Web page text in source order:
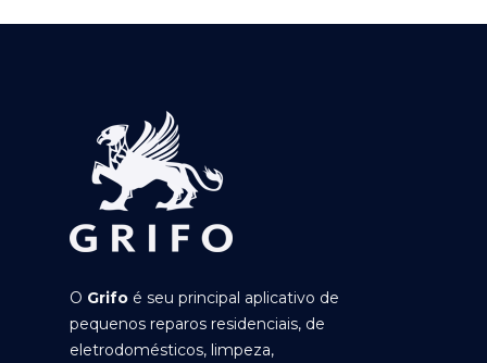
O Grifo é seu principal aplicativo de
pequenos reparos residenciais, de
eletrodomésticos, limpeza,